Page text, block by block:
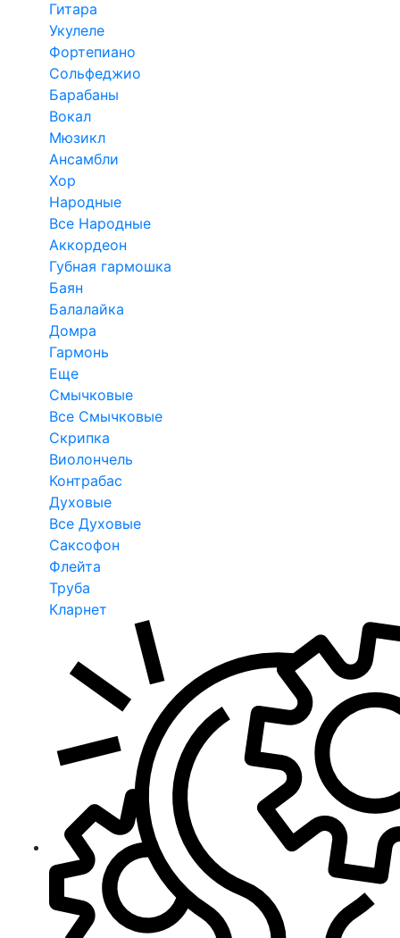
Гитара
Укулеле
Фортепиано
Сольфеджио
Барабаны
Вокал
Мюзикл
Ансамбли
Хор
Народные
Все Народные
Аккордеон
Губная гармошка
Баян
Балалайка
Домра
Гармонь
Еще
Смычковые
Все Смычковые
Скрипка
Виолончель
Контрабас
Духовые
Все Духовые
Саксофон
Флейта
Труба
Кларнет